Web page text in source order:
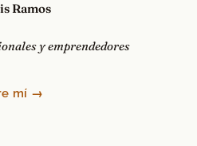
Ramos
y emprendedores
mí →